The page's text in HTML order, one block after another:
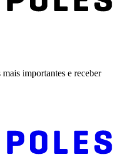
importantes e receber